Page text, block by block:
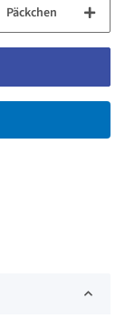
Päckchen